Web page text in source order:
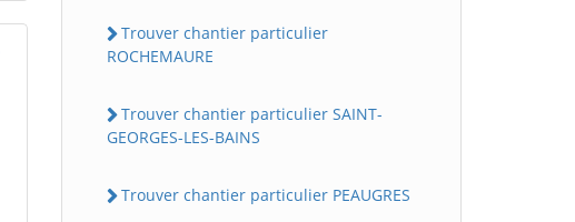
Trouver chantier particulier
ROCHEMAURE
Trouver chantier particulier SAINT-
GEORGES-LES-BAINS
Trouver chantier particulier PEAUGRES